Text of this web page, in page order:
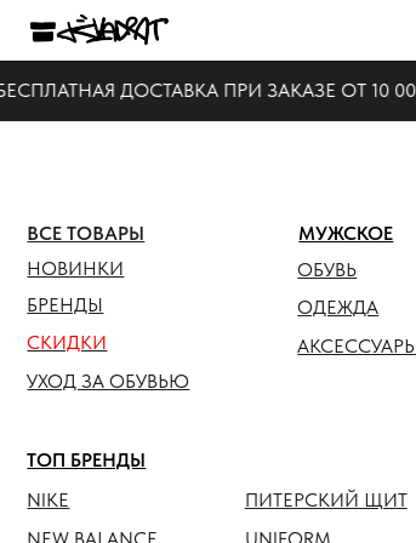
ДОСТАВКА ПРИ ЗАКАЗЕ ОТ 10 000 ₽
АКСЕССУАРЫ
ОДЕЖДА
ОБУВЬ
HOKA
ANTEATER
УХОД ЗА ОБУВЬЮ
СКИДКИ
БРЕНДЫ
НОВИНКИ